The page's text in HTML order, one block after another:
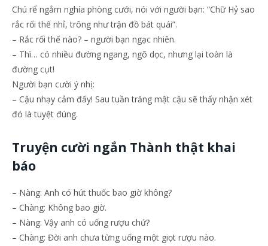
Chú rể ngắm nghía phòng cưới, nói với người bạn: “Chữ Hỷ sao
rắc rối thế nhỉ, trông như trận đồ bát quái”.
– Rắc rối thế nào? – người bạn ngạc nhiên.
– Thì… có nhiều đường ngang, ngõ dọc, nhưng lại toàn là
đường cụt!
Người bạn cười ý nhị:
– Cậu nhạy cảm đấy! Sau tuần trăng mật cậu sẽ thấy nhận xét
đó là tuyệt đúng.
Truyện cười ngắn Thành thật khai
báo
– Nàng: Anh có hút thuốc bao giờ không?
– Chàng: Không bao giờ.
– Nàng: Vậy anh có uống rượu chứ?
– Chàng: Đời anh chưa từng uống một giọt rượu nào.